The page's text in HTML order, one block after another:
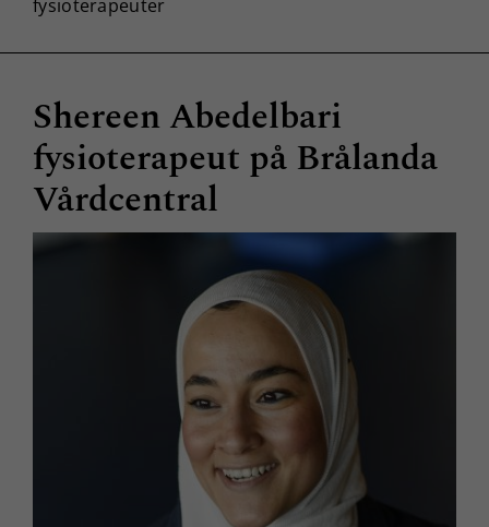
Shereen Abedelbari
fysioterapeut på Brålanda
Vårdcentral